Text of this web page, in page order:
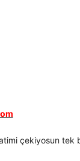
çekiyosun tek